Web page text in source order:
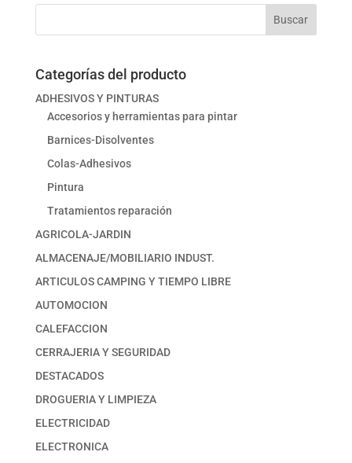
Buscar
Categorías del producto
ADHESIVOS Y PINTURAS
Accesorios y herramientas para pintar
Barnices-Disolventes
Colas-Adhesivos
Pintura
Tratamientos reparación
AGRICOLA-JARDIN
ALMACENAJE/MOBILIARIO INDUST.
ARTICULOS CAMPING Y TIEMPO LIBRE
AUTOMOCION
CALEFACCION
CERRAJERIA Y SEGURIDAD
DESTACADOS
DROGUERIA Y LIMPIEZA
ELECTRICIDAD
ELECTRONICA